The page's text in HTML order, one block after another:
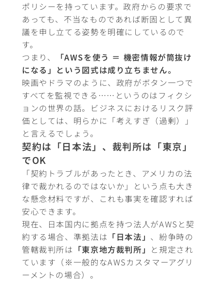
ポリシーを持っています。政府からの要求で
あっても、不当なものであれば断固として異
議を申し立てる姿勢を明確にしているので
す。
つまり、
「AWSを使う ＝ 機密情報が筒抜け
になる」という図式は成り立ちません。
映画やドラマのように、政府がボタン一つで
すべてを監視できる……というのはフィクシ
ョンの世界の話。ビジネスにおけるリスク評
価としては、明らかに「考えすぎ（過剰）」
と言えるでしょう。
契約は「日本法」、裁判所は「東京」
でOK
「契約トラブルがあったとき、アメリカの法
律で裁かれるのではないか」という点も大き
な懸念材料ですが、これも事実を確認すれば
安心できます。
現在、日本国内に拠点を持つ法人がAWSと契
約する場合、準拠法は 「日本法」 、紛争時の
管轄裁判所は 「東京地方裁判所」 と規定され
ています（※一般的なAWSカスタマーアグリ
ーメントの場合）。